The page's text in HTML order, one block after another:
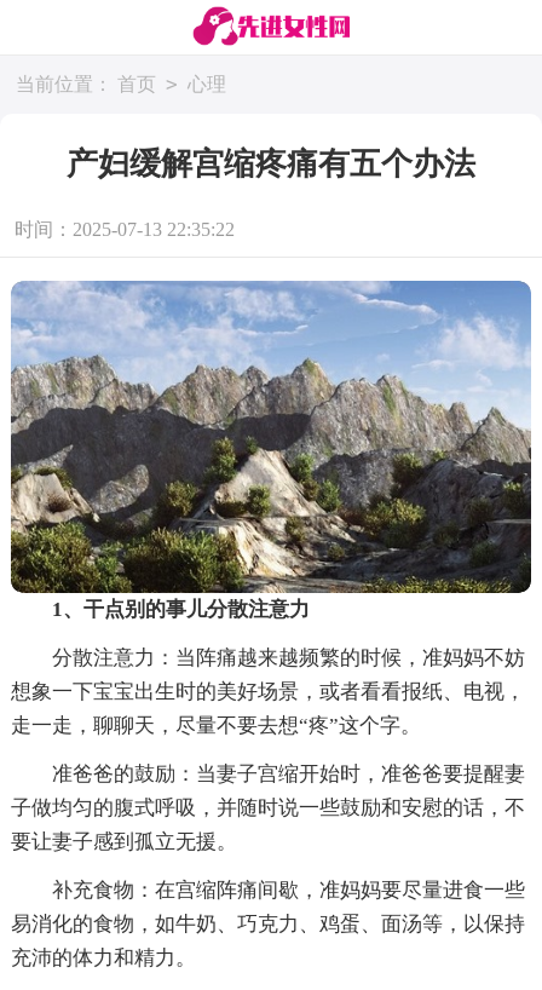
当前位置： 首页 > 心理
产妇缓解宫缩疼痛有五个办法
时间：2025-07-13 22:35:22
1、干点别的事儿分散注意力
分散注意力：当阵痛越来越频繁的时候，准妈妈不妨
想象一下宝宝出生时的美好场景，或者看看报纸、电视，
走一走，聊聊天，尽量不要去想“疼”这个字。
准爸爸的鼓励：当妻子宫缩开始时，准爸爸要提醒妻
子做均匀的腹式呼吸，并随时说一些鼓励和安慰的话，不
要让妻子感到孤立无援。
补充食物：在宫缩阵痛间歇，准妈妈要尽量进食一些
易消化的食物，如牛奶、巧克力、鸡蛋、面汤等，以保持
充沛的体力和精力。